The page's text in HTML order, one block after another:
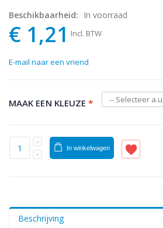
Beschikbaarheid: In voorraad
€ 1,21 Incl. BTW
E-mail naar een vriend
MAAK EEN KLEUZE *
In winkelwagen
Beschrijving